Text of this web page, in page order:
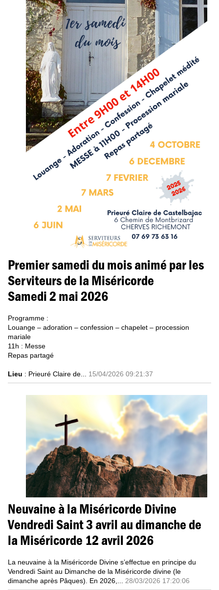
Premier samedi du mois animé par les
Serviteurs de la Miséricorde
Samedi 2 mai 2026
Programme :
Louange – adoration – confession – chapelet – procession
mariale
11h : Messe
Repas partagé
Lieu : Prieuré Claire de... 15/04/2026 09:21:37
Neuvaine à la Miséricorde Divine
Vendredi Saint 3 avril au dimanche de
la Miséricorde 12 avril 2026
La neuvaine à la Miséricorde Divine s’effectue en principe du
Vendredi Saint au Dimanche de la Miséricorde divine (le
dimanche après Pâques). En 2026,...
28/03/2026 17:20:06